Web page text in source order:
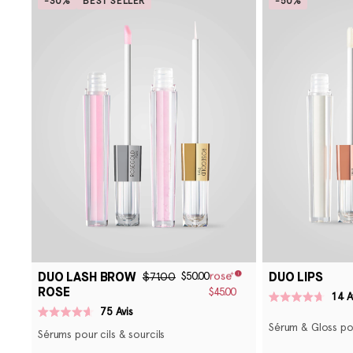
DUO LASH BROW
ROSE
4.6
75 Avis
$71.00 $50.00
$45.00
Sérums pour cils & sourcils
DUO LIPS
sur
14
Sérum & Gloss